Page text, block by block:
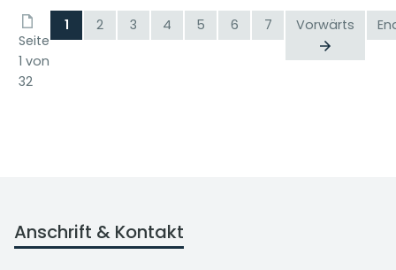
Seite
1 von
32
1 2 3 4 5 6 7 Vorwärts
Anschrift & Kontakt